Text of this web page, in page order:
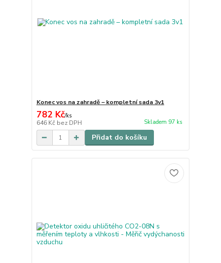
Konec vos na zahradě – kompletní sada 3v1
782 Kč/ks
646 Kč bez DPH Skladem 97 ks
Přidat do košíku